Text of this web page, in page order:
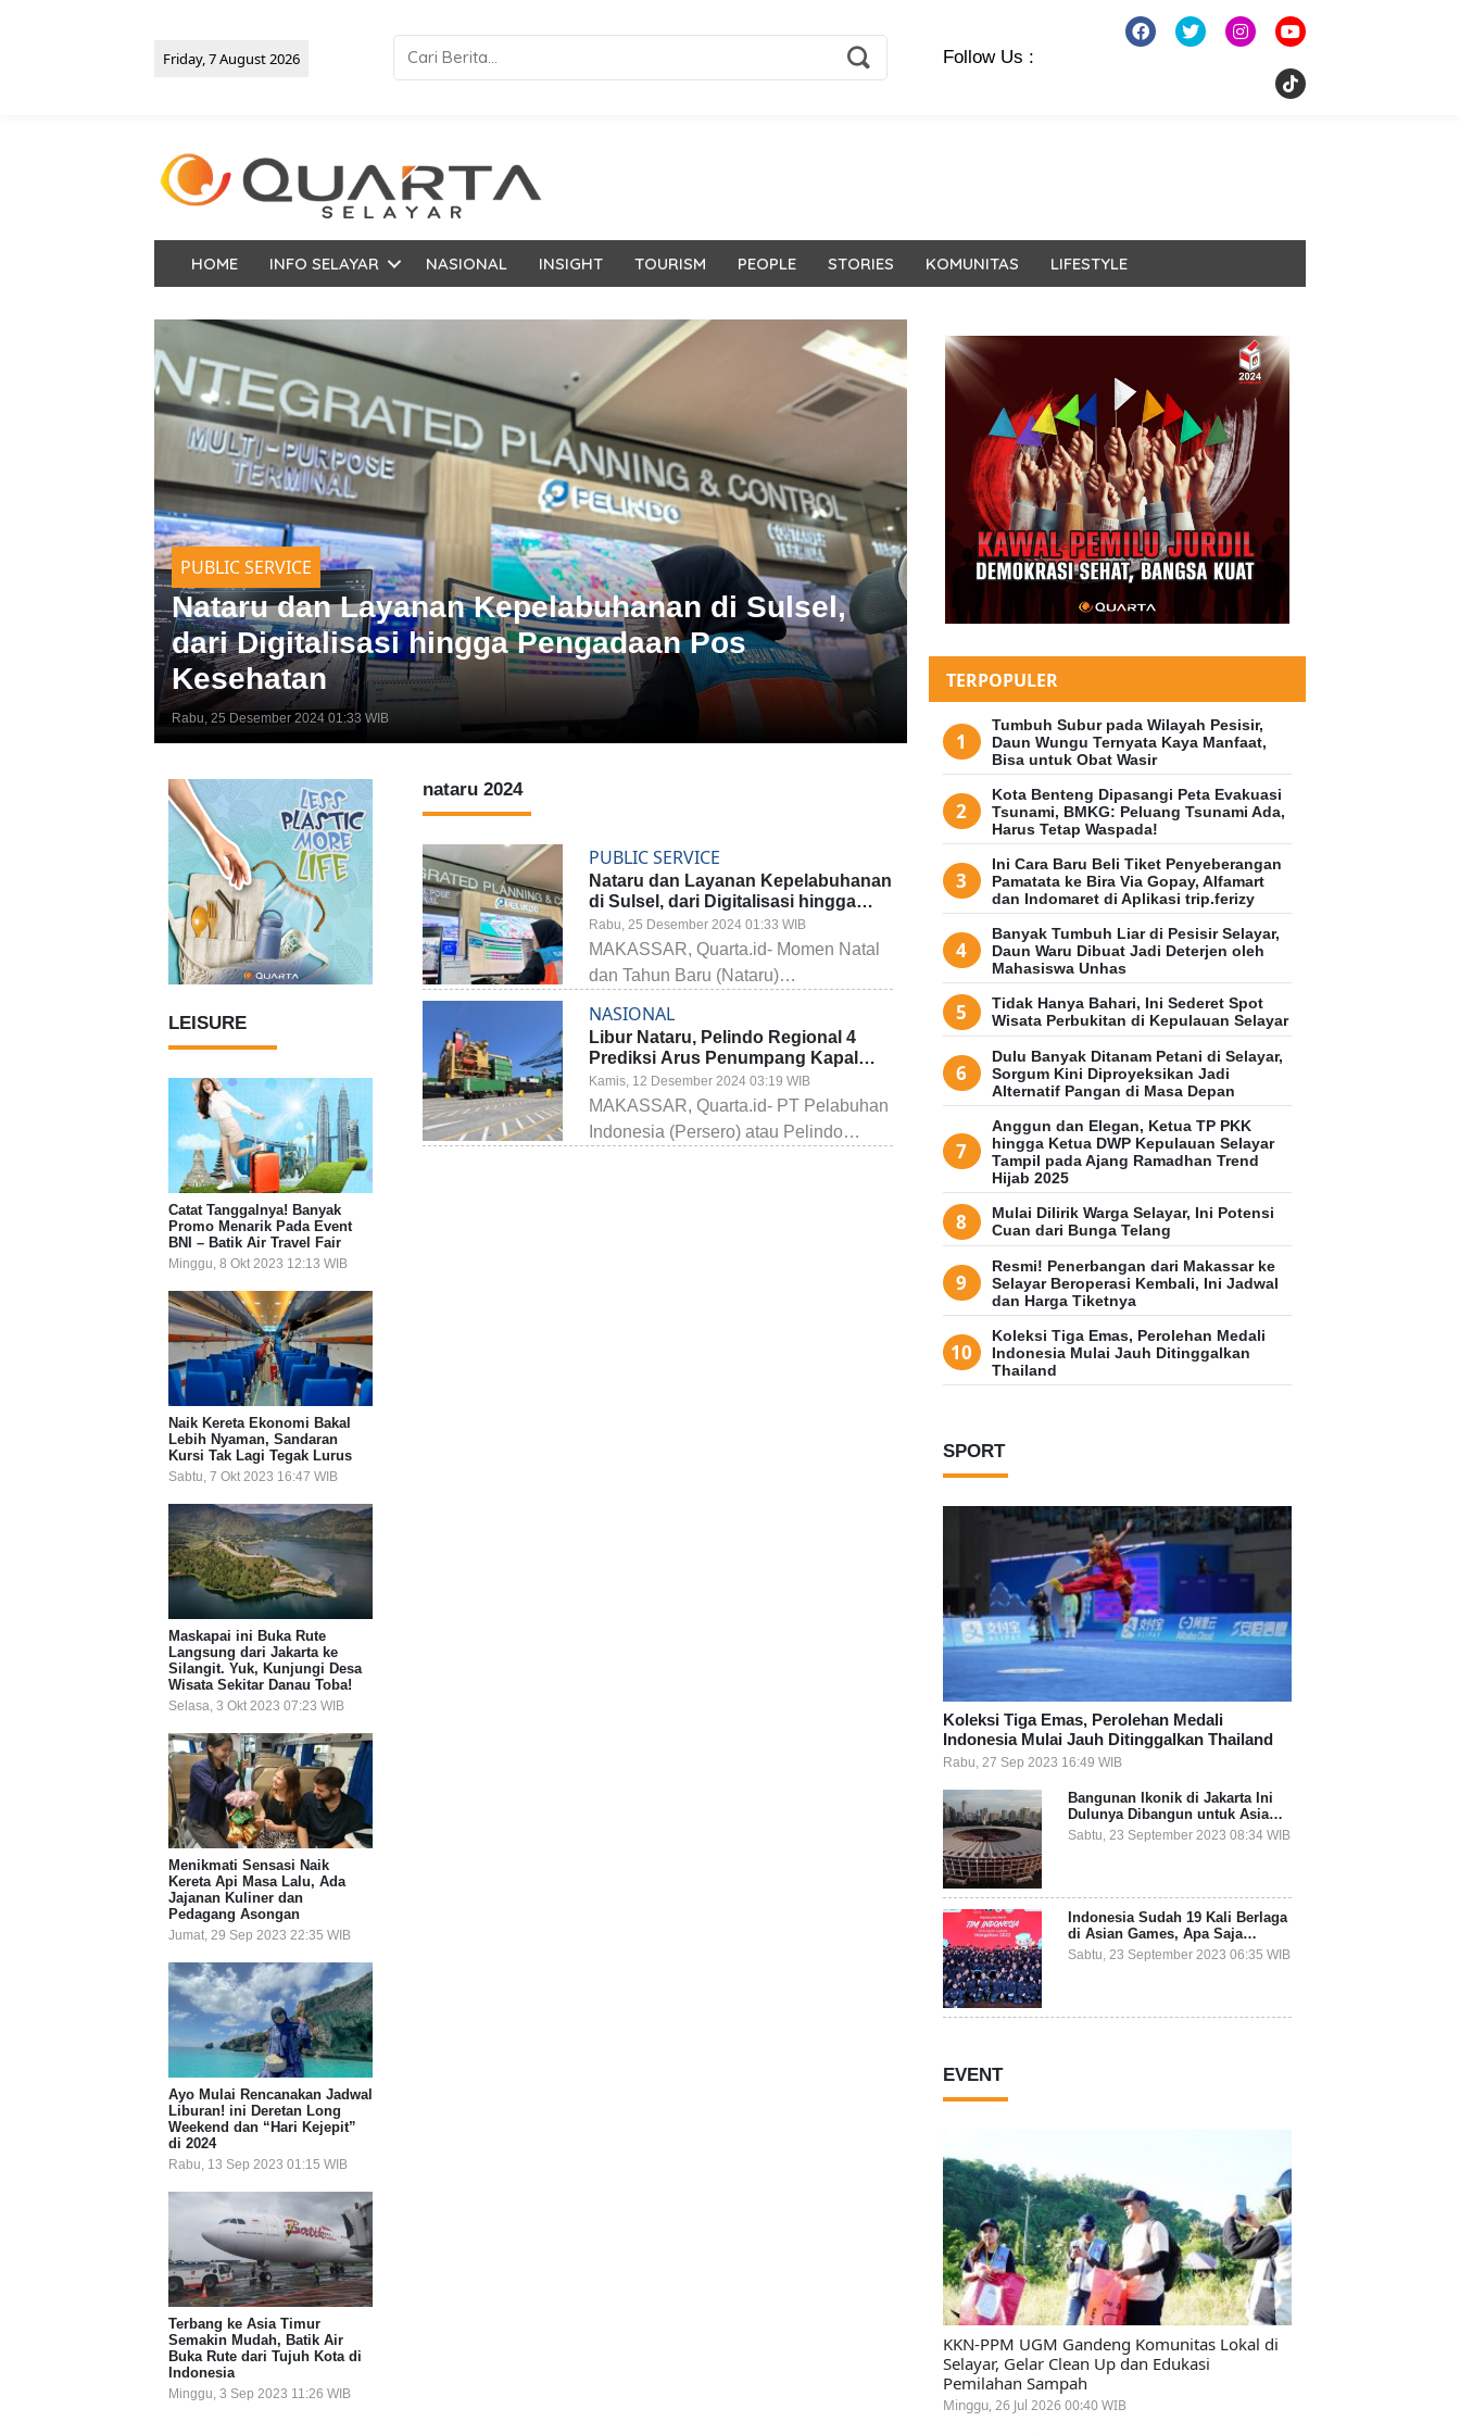
Friday, 7 August 2026 Follow Us :
HOME INFO SELAYAR NASIONAL INSIGHT TOURISM PEOPLE STORIES KOMUNITAS LIFESTYLE
NASIONAL
Libur Nataru, Pelindo Regional 4 Prediksi Arus
Penumpang Kapal Meningkat 12,5%
Kamis, 12 Desember 2024 03:19 WIB
PUBLIC SERVICE
Nataru dan Layanan
Kesehatan
Rabu, 25 Desember 2024 01:33 WIB
LEISURE
Catat Tanggalnya! Banyak
Promo Menarik Pada Event
BNI – Batik Air Travel Fair
Minggu, 8 Okt 2023 12:13 WIB
Naik Kereta Ekonomi Bakal
Lebih Nyaman, Sandaran
Kursi Tak Lagi Tegak Lurus
Sabtu, 7 Okt 2023 16:47 WIB
Maskapai ini Buka Rute
Langsung dari Jakarta ke
Silangit. Yuk, Kunjungi Desa
Wisata Sekitar Danau Toba!
Selasa, 3 Okt 2023 07:23 WIB
Menikmati Sensasi Naik
Kereta Api Masa Lalu, Ada
Jajanan Kuliner dan
Pedagang Asongan
Jumat, 29 Sep 2023 22:35 WIB
Ayo Mulai Rencanakan Jadwal
Liburan! ini Deretan Long
Weekend dan “Hari Kejepit”
di 2024
Rabu, 13 Sep 2023 01:15 WIB
Terbang ke Asia Timur
Semakin Mudah, Batik Air
Buka Rute dari Tujuh Kota di
Indonesia
Minggu, 3 Sep 2023 11:26 WIB
nataru 2024
PUBLIC SERVICE
Nataru dan Layanan Kepelabuhanan
di Sulsel, dari Digitalisasi hingga
Pengadaan Pos Kesehatan
Rabu, 25 Desember 2024 01:33 WIB
MAKASSAR, Quarta.id- Momen Natal
dan Tahun Baru (Nataru)…
NASIONAL
Libur Nataru, Pelindo Regional 4
Prediksi Arus Penumpang Kapal
Meningkat 12,5%
Kamis, 12 Desember 2024 03:19 WIB
MAKASSAR, Quarta.id- PT Pelabuhan
Indonesia (Persero) atau Pelindo…
TERPOPULER
Tumbuh Subur pada Wilayah Pesisir,
Daun Wungu Ternyata Kaya Manfaat,
Bisa untuk Obat Wasir
Kota Benteng Dipasangi Peta Evakuasi
Tsunami, BMKG: Peluang Tsunami Ada,
Harus Tetap Waspada!
Ini Cara Baru Beli Tiket Penyeberangan
Pamatata ke Bira Via Gopay, Alfamart
dan Indomaret di Aplikasi trip.ferizy
Banyak Tumbuh Liar di Pesisir Selayar,
Daun Waru Dibuat Jadi Deterjen oleh
Mahasiswa Unhas
Tidak Hanya Bahari, Ini Sederet Spot
Wisata Perbukitan di Kepulauan Selayar
Dulu Banyak Ditanam Petani di Selayar,
Sorgum Kini Diproyeksikan Jadi
Alternatif Pangan di Masa Depan
Anggun dan Elegan, Ketua TP PKK
hingga Ketua DWP Kepulauan Selayar
Tampil pada Ajang Ramadhan Trend
Hijab 2025
Mulai Dilirik Warga Selayar, Ini Potensi
Cuan dari Bunga Telang
Resmi! Penerbangan dari Makassar ke
Selayar Beroperasi Kembali, Ini Jadwal
dan Harga Tiketnya
Koleksi Tiga Emas, Perolehan Medali
Indonesia Mulai Jauh Ditinggalkan
Thailand
SPORT
Koleksi Tiga Emas, Perolehan Medali
Indonesia Mulai Jauh Ditinggalkan Thailand
Rabu, 27 Sep 2023 16:49 WIB
Bangunan Ikonik di Jakarta Ini
Dulunya Dibangun untuk Asian
Games, Apa Saja?
Sabtu, 23 September 2023 08:34 WIB
Indonesia Sudah 19 Kali Berlaga
di Asian Games, Apa Saja
Prestasi Terbaiknya?
Sabtu, 23 September 2023 06:35 WIB
EVENT
KKN-PPM UGM Gandeng Komunitas Lokal di
Selayar, Gelar Clean Up dan Edukasi
Pemilahan Sampah
Minggu, 26 Jul 2026 00:40 WIB